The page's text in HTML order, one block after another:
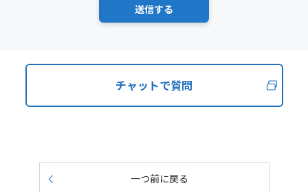
チャットで質問
一つ前に戻る